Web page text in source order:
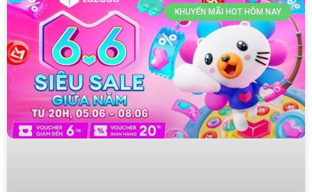
KHUYẾN MÃI HOT HÔM NAY